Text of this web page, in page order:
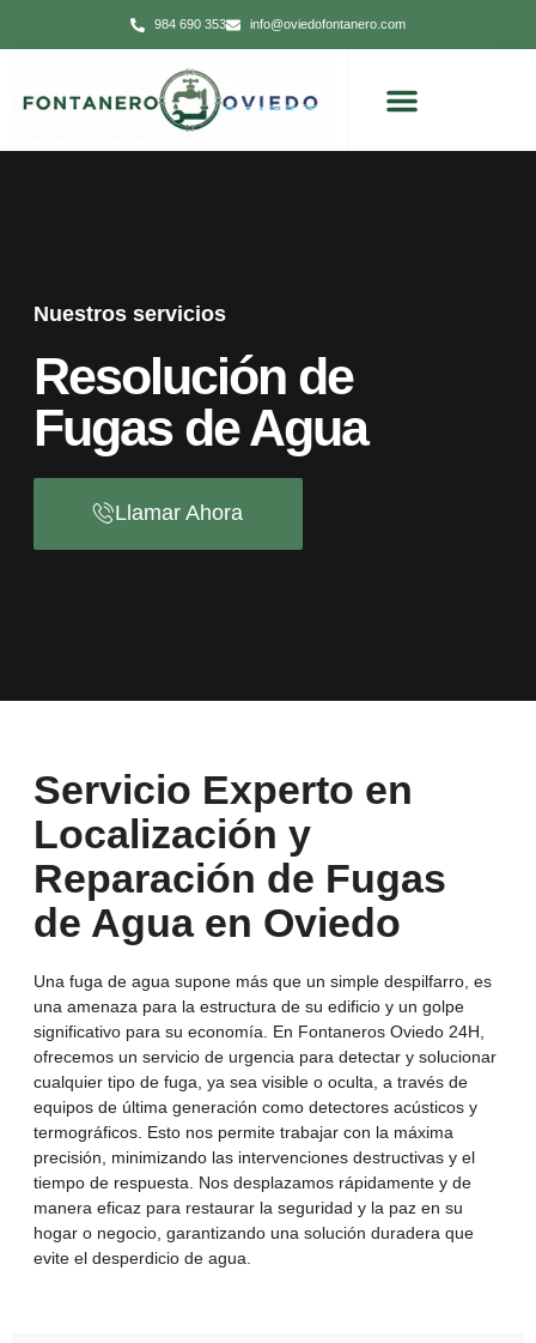
984 690 353 info@oviedofontanero.com
Nuestros servicios
Resolución de
Fugas de Agua
Llamar Ahora
Servicio Experto en
Localización y
Reparación de Fugas
de Agua en Oviedo
Una fuga de agua supone más que un simple despilfarro, es
una amenaza para la estructura de su edificio y un golpe
significativo para su economía. En Fontaneros Oviedo 24H,
ofrecemos un servicio de urgencia para detectar y solucionar
cualquier tipo de fuga, ya sea visible o oculta, a través de
equipos de última generación como detectores acústicos y
termográficos. Esto nos permite trabajar con la máxima
precisión, minimizando las intervenciones destructivas y el
tiempo de respuesta. Nos desplazamos rápidamente y de
manera eficaz para restaurar la seguridad y la paz en su
hogar o negocio, garantizando una solución duradera que
evite el desperdicio de agua.